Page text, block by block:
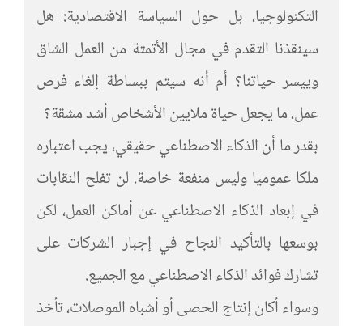
التكنولوجيا، بل حول السياسة الاقتصادية: هل
سينقذنا التقدم في مجال الأتمتة من العمل الشاق
وييسر حياتنا؟ أم أنه سيتم ببساطة إلغاء فرص
عمل، ما يجعل حياة ملايين الأشخاص أشد مشقة؟
بقدر ما أن الذكاء الاصطناعي حقيقي، يجب اعتباره
ملكا عموميا وليس منفعة خاصة. لن تفلح النقابات
في إبعاد الذكاء الاصطناعي عن أماكن العمل، لكن
بوسعها بالتأكيد النجاح في إجبار الشركات على
تشارك فوائد الذكاء الاصطناعي مع الجميع.
وسواء أكان إنتاج الحصى أو أشباه الموصلات، تأخذ